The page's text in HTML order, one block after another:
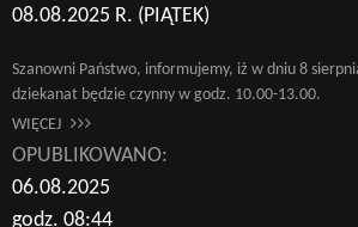
08.08.2025 R. (PIĄTEK)
Szanowni Państwo, informujemy, iż w dniu 8
dziekanat będzie czynny w godz. 10.00-13.00.
WIĘCEJ
OPUBLIKOWANO:
06.08.2025
godz. 08:44